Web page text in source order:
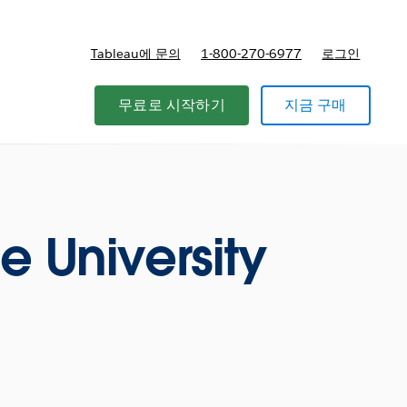
Tableau에 문의 1-800-270-6977 로그인
무료로 시작하기 지금 구매
University